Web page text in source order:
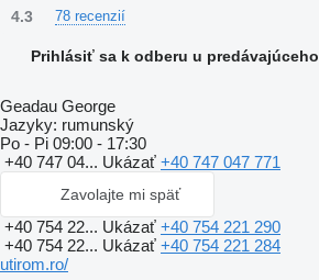
4.3 78 recenzií
Prihlásiť sa k odberu u predávajúceho
Geadau George
Jazyky: rumunský
Po - Pi 09:00 - 17:30
+40 747 04... Ukázať +40 747 047 771
Zavolajte mi späť
+40 754 22... Ukázať +40 754 221 290
+40 754 22... Ukázať +40 754 221 284
utirom.ro/